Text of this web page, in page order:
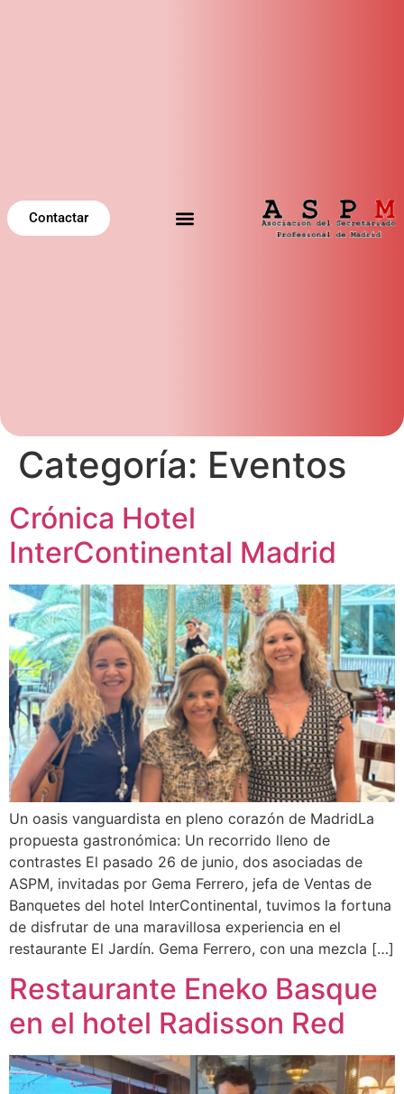
Contactar
Categoría: Eventos
Crónica Hotel
InterContinental Madrid
Un oasis vanguardista en pleno corazón de MadridLa
propuesta gastronómica: Un recorrido lleno de
contrastes El pasado 26 de junio, dos asociadas de
ASPM, invitadas por Gema Ferrero, jefa de Ventas de
Banquetes del hotel InterContinental, tuvimos la fortuna
de disfrutar de una maravillosa experiencia en el
restaurante El Jardín. Gema Ferrero, con una mezcla […]
Restaurante Eneko Basque
en el hotel Radisson Red